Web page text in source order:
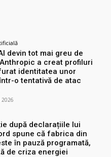
devin tot mai greu de
a creat profiluri
identitatea unor
o tentativă de atac
2026
după declarațiile lui
spune că fabrica din
în pauză programată,
de criza energiei